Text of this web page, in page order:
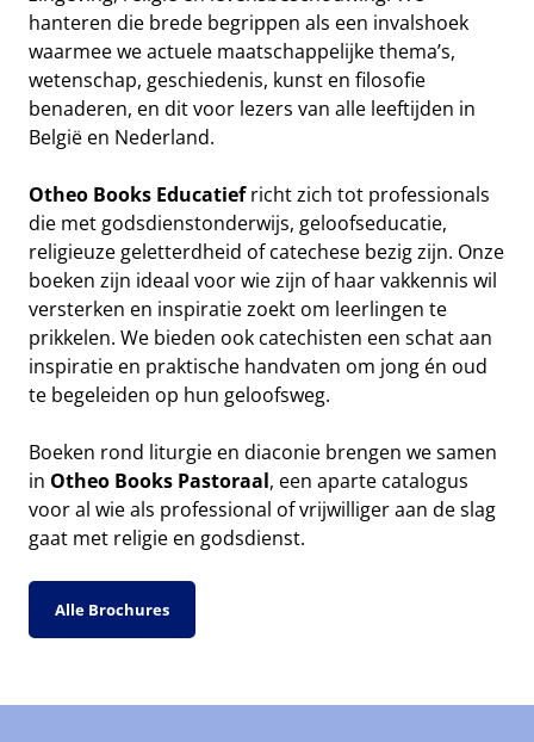
hanteren die brede begrippen als een invalshoek
waarmee we actuele maatschappelijke thema’s,
wetenschap, geschiedenis, kunst en filosofie
benaderen, en dit voor lezers van alle leeftijden in
België en Nederland.
Otheo Books Educatiefricht zich tot professionals
die met godsdienstonderwijs, geloofseducatie,
religieuze geletterdheid of catechese bezig zijn. Onze
boeken zijn ideaal voor wie zijn of haar vakkennis wil
versterken en inspiratie zoekt om leerlingen te
prikkelen. We bieden ook catechisten een schat aan
inspiratie en praktische handvaten om jong én oud
te begeleiden op hun geloofsweg.
Boeken rond liturgie en diaconie brengen we samen
in Otheo Books Pastoraal, een aparte catalogus
voor al wie als professional of vrijwilliger aan de slag
gaat met religie en godsdienst.
Alle Brochures